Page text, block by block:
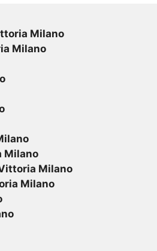
Milano
Milano
Milano
Milano
Milano